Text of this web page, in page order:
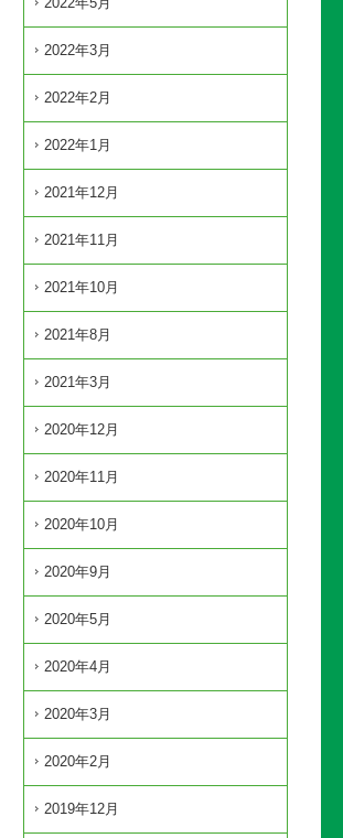
2022年3月
2022年2月
2022年1月
2021年12月
2021年11月
2021年10月
2021年8月
2021年3月
2020年12月
2020年11月
2020年10月
2020年9月
2020年5月
2020年4月
2020年3月
2020年2月
2019年12月